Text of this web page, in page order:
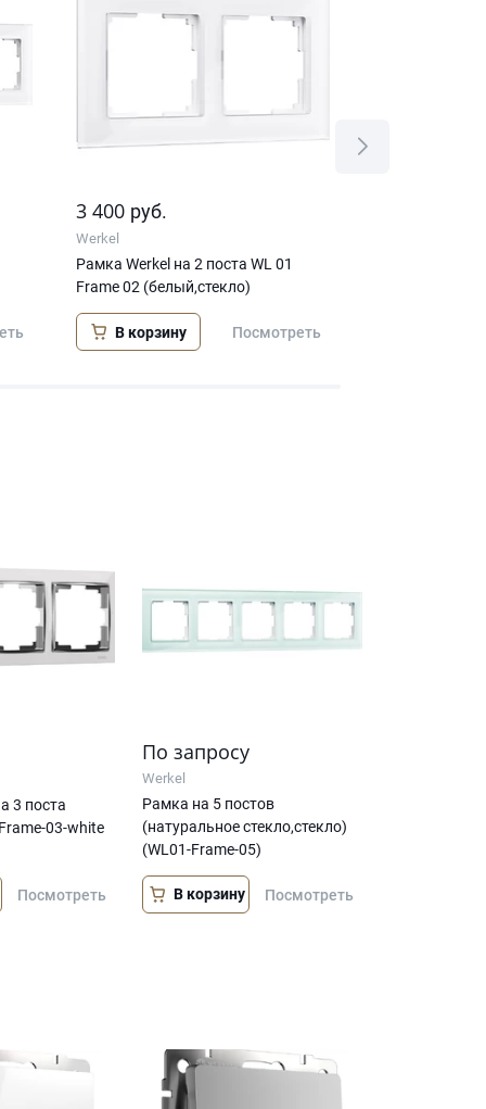
3 400 руб.
Werkel
Рамка Werkel на 2 поста WL 01
Frame 02 (белый,стекло)
В корзину Посмотреть
3 поста
03-white
Посмотреть
По запросу
Werkel
Рамка на 5 постов
(натуральное стекло,стекло)
(WL01-Frame-05)
В корзину Посмотреть